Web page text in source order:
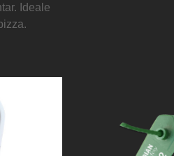
Ideale